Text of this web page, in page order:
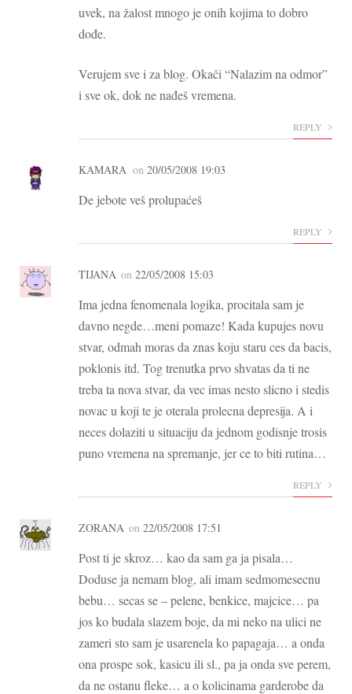
uvek, na žalost mnogo je onih kojima to dobro
dođe.
Verujem sve i za blog. Okači “Nalazim na odmor”
i sve ok, dok ne nađeš vremena.
REPLY
KAMARA on 20/05/2008 19:03
De jebote veš prolupaćeš
REPLY
TIJANA on 22/05/2008 15:03
Ima jedna fenomenala logika, procitala sam je
davno negde…meni pomaze! Kada kupujes novu
stvar, odmah moras da znas koju staru ces da bacis,
poklonis itd. Tog trenutka prvo shvatas da ti ne
treba ta nova stvar, da vec imas nesto slicno i stedis
novac u koji te je oterala prolecna depresija. A i
neces dolaziti u situaciju da jednom godisnje trosis
puno vremena na spremanje, jer ce to biti rutina…
REPLY
ZORANA on 22/05/2008 17:51
Post ti je skroz… kao da sam ga ja pisala…
Doduse ja nemam blog, ali imam sedmomesecnu
bebu… secas se – pelene, benkice, majcice… pa
jos ko budala slazem boje, da mi neko na ulici ne
zameri sto sam je usarenela ko papagaja… a onda
ona prospe sok, kasicu ili sl., pa ja onda sve perem,
da ne ostanu fleke… a o kolicinama garderobe da